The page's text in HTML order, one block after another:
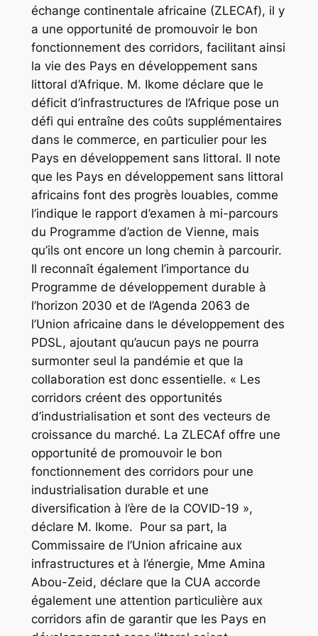
échange continentale africaine (ZLECAf), il y
a une opportunité de promouvoir le bon
fonctionnement des corridors, facilitant ainsi
la vie des Pays en développement sans
littoral d’Afrique. M. Ikome déclare que le
déficit d’infrastructures de l’Afrique pose un
défi qui entraîne des coûts supplémentaires
dans le commerce, en particulier pour les
Pays en développement sans littoral. Il note
que les Pays en développement sans littoral
africains font des progrès louables, comme
l’indique le rapport d’examen à mi-parcours
du Programme d’action de Vienne, mais
qu’ils ont encore un long chemin à parcourir.
Il reconnaît également l’importance du
Programme de développement durable à
l’horizon 2030 et de l’Agenda 2063 de
l’Union africaine dans le développement des
PDSL, ajoutant qu’aucun pays ne pourra
surmonter seul la pandémie et que la
collaboration est donc essentielle. « Les
corridors créent des opportunités
d’industrialisation et sont des vecteurs de
croissance du marché. La ZLECAf offre une
opportunité de promouvoir le bon
fonctionnement des corridors pour une
industrialisation durable et une
diversification à l’ère de la COVID-19 »,
déclare M. Ikome. Pour sa part, la
Commissaire de l’Union africaine aux
infrastructures et à l’énergie, Mme Amina
Abou-Zeid, déclare que la CUA accorde
également une attention particulière aux
corridors afin de garantir que les Pays en